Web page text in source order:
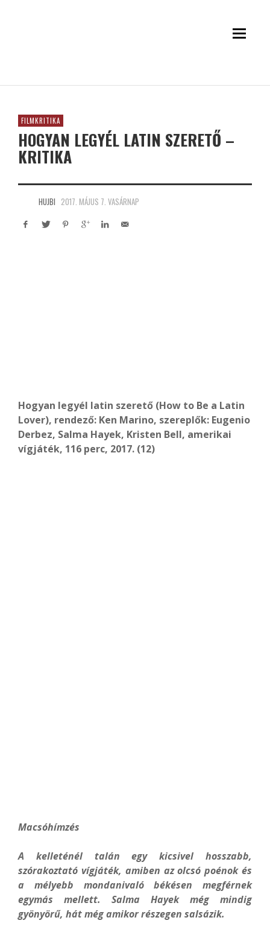
FILMKRITIKA
HOGYAN LEGYÉL LATIN SZERETŐ –
KRITIKA
HUJBI 2017. MÁJUS 7. VASÁRNAP
Hogyan legyél latin szerető (How to Be a Latin
Lover), rendező: Ken Marino, szereplők: Eugenio
Derbez, Salma Hayek, Kristen Bell, amerikai
vígjáték, 116 perc, 2017. (12)
Macsóhímzés
A kelleténél talán egy kicsivel hosszabb,
szórakoztató vígjáték, amiben az olcsó poénok és
a mélyebb mondanivaló békésen megférnek
egymás mellett. Salma Hayek még mindig
gyönyörű, hát még amikor részegen salsázik.